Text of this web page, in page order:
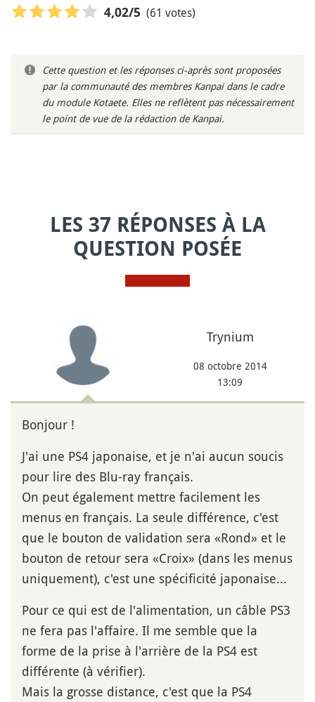
4,02/5 (61 votes)
Cette question et les réponses ci-après sont proposées
par la communauté des membres Kanpai dans le cadre
du module Kotaete. Elles ne reflètent pas nécessairement
le point de vue de la rédaction de Kanpai.
LES 37 RÉPONSES À LA
QUESTION POSÉE
Trynium
08 octobre 2014
13:09
Bonjour !
J'ai une PS4 japonaise, et je n'ai aucun soucis
pour lire des Blu-ray français.
On peut également mettre facilement les
menus en français. La seule différence, c'est
que le bouton de validation sera «Rond» et le
bouton de retour sera «Croix» (dans les menus
uniquement), c'est une spécificité japonaise...
Pour ce qui est de l'alimentation, un câble PS3
ne fera pas l'affaire. Il me semble que la
forme de la prise à l'arrière de la PS4 est
différente (à vérifier).
Mais la grosse distance, c'est que la PS4